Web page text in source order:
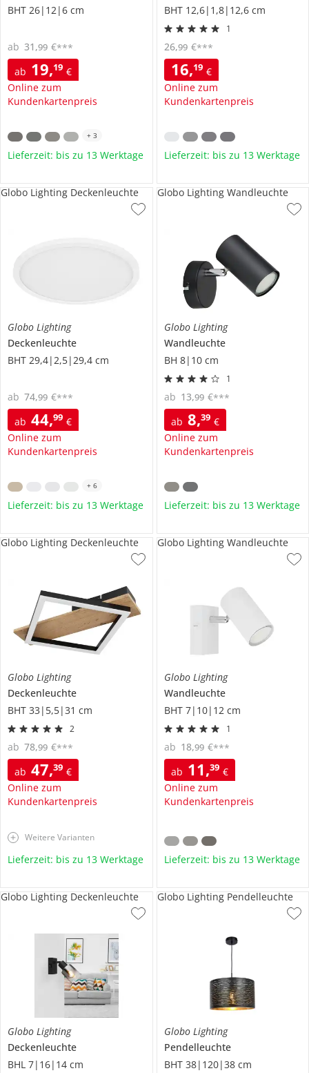
BHT 26|12|6 cm
ab 19,19 €
Online zum
Kundenkartenpreis
ab 31 ,99 €***
+ 3
Lieferzeit: bis zu 13 Werktage
BHT 12,6|1,8|12,6 cm
1
16,19 €
Online zum
Kundenkartenpreis
26,99 €***
Lieferzeit: bis zu 13 Werktage
Globo Lighting
Deckenleuchte
BHT 29,4|2,5|29,4 cm
ab 44,99 €
Online zum
Kundenkartenpreis
ab 74,99 €***
Globo Lighting Deckenleuchte
+ 6
Lieferzeit: bis zu 13 Werktage
Globo Lighting
Wandleuchte
BH 8|10 cm
1
ab 8,39 €
Online zum
Kundenkartenpreis
ab 13,99 €***
Globo Lighting Wandleuchte
Lieferzeit: bis zu 13 Werktage
Globo Lighting
Deckenleuchte
BHT 33|5,5|31 cm
2
ab 47,39 €
Online zum
Kundenkartenpreis
ab 78,99 €***
Globo Lighting Deckenleuchte
Weitere Varianten
Lieferzeit: bis zu 13 Werktage
Globo Lighting
Wandleuchte
BHT 7|10|12 cm
1
ab 11,39 €
Online zum
Kundenkartenpreis
ab 18,99 €***
Globo Lighting Wandleuchte
Lieferzeit: bis zu 13 Werktage
Globo Lighting
Deckenleuchte
BHL 7|16|14 cm
Globo Lighting Deckenleuchte
Globo Lighting
Pendelleuchte
BHT 38|120|38 cm
Globo Lighting Pendelleuchte